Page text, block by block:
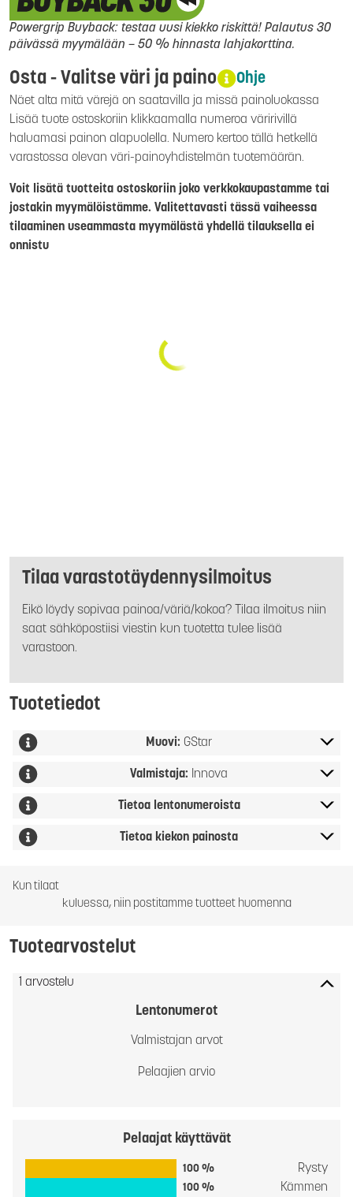
Powergrip Buyback: testaa uusi kiekko riskittä! Palautus 30
päivässä myymälään – 50 % hinnasta lahjakorttina.
Osta - Valitse väri ja paino Ohje
Näet alta mitä värejä on saatavilla ja missä painoluokassa
Lisää tuote ostoskoriin klikkaamalla numeroa väririvillä
haluamasi painon alapuolella. Numero kertoo tällä hetkellä
varastossa olevan väri-painoyhdistelmän tuotemäärän.
Voit lisätä tuotteita ostoskoriin joko verkkokaupastamme tai
jostakin myymälöistämme. Valitettavasti tässä vaiheessa
tilaaminen useammasta myymälästä yhdellä tilauksella ei
onnistu
Tilaa varastotäydennysilmoitus
Eikö löydy sopivaa painoa/väriä/kokoa? Tilaa ilmoitus niin
saat sähköpostiisi viestin kun tuotetta tulee lisää
varastoon.
Tuotetiedot
Muovi: GStar
Valmistaja: Innova
Tietoa lentonumeroista
Tietoa kiekon painosta
Kun tilaat
kuluessa, niin postitamme tuotteet huomenna
Tuotearvostelut
1 arvostelu
Lentonumerot
Valmistajan arvot
Pelaajien arvio
Pelaajat käyttävät
100 % Rysty
100 % Kämmen